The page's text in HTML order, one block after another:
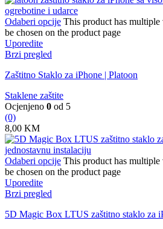
Odaberi opcije This product has
be chosen on the product page
Uporedite
Brzi pregled
Zaštitno Staklo za iPhone | Platoon
Staklene zaštite
Ocjenjeno 0 od 5
(0)
8,00 KM
Odaberi opcije This product has
be chosen on the product page
Uporedite
Brzi pregled
5D Magic Box LTUS zaštitno staklo za